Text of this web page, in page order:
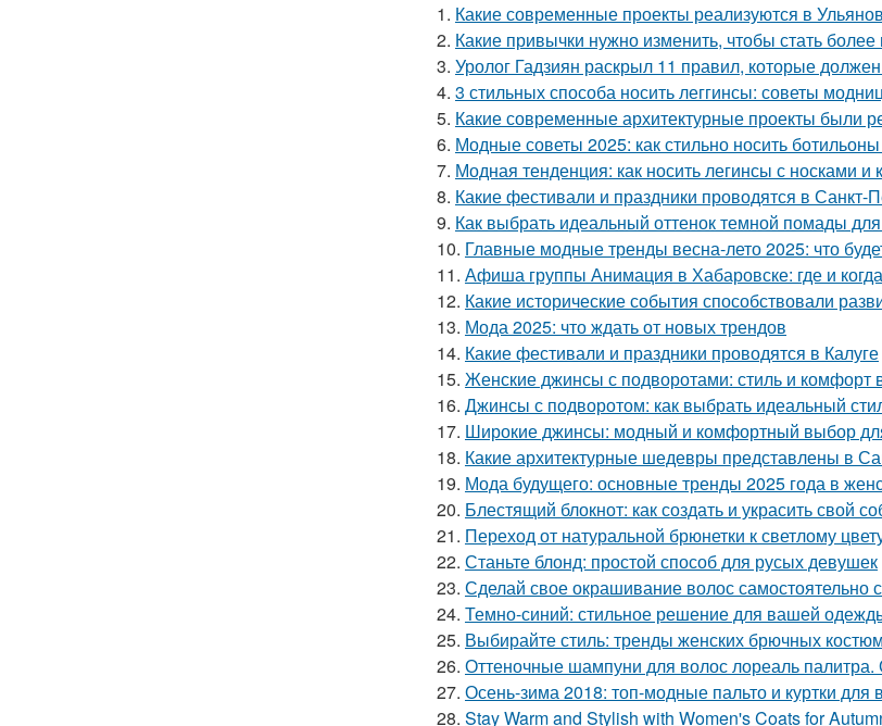
1. Какие современные проекты реализуются в
2. Какие привычки нужно изменить, чтобы стать
3. Уролог Гадзиян раскрыл 11 правил, которые
4. 3 стильных способа носить леггинсы: советы
5. Какие современные архитектурные проекты были
6. Модные советы 2025: как стильно носить
7. Модная тенденция: как носить легинсы с носками и
8. Какие фестивали и праздники проводятся в Санкт-
9. Как выбрать идеальный оттенок темной помады
10. Главные модные тренды весна-лето 2025: что
11. Афиша группы Анимация в Хабаровске: где и
12. Какие исторические события способствовали
13. Мода 2025: что ждать от новых трендов
14. Какие фестивали и праздники проводятся в Калуге
15. Женские джинсы с подворотами: стиль и комфорт
16. Джинсы с подворотом: как выбрать идеальный
17. Широкие джинсы: модный и комфортный выбор
18. Какие архитектурные шедевры представлены в
19. Мода будущего: основные тренды 2025 года в
20. Блестящий блокнот: как создать и украсить свой
21. Переход от натуральной брюнетки к светлому
22. Станьте блонд: простой способ для русых девушек
23. Сделай свое окрашивание волос
24. Темно-синий: стильное решение для вашей
25. Выбирайте стиль: тренды женских брючных
26. Оттеночные шампуни для волос лореаль
27. Осень-зима 2018: топ-модные пальто и куртки для
28. Stay Warm and Stylish with Women's Coats for